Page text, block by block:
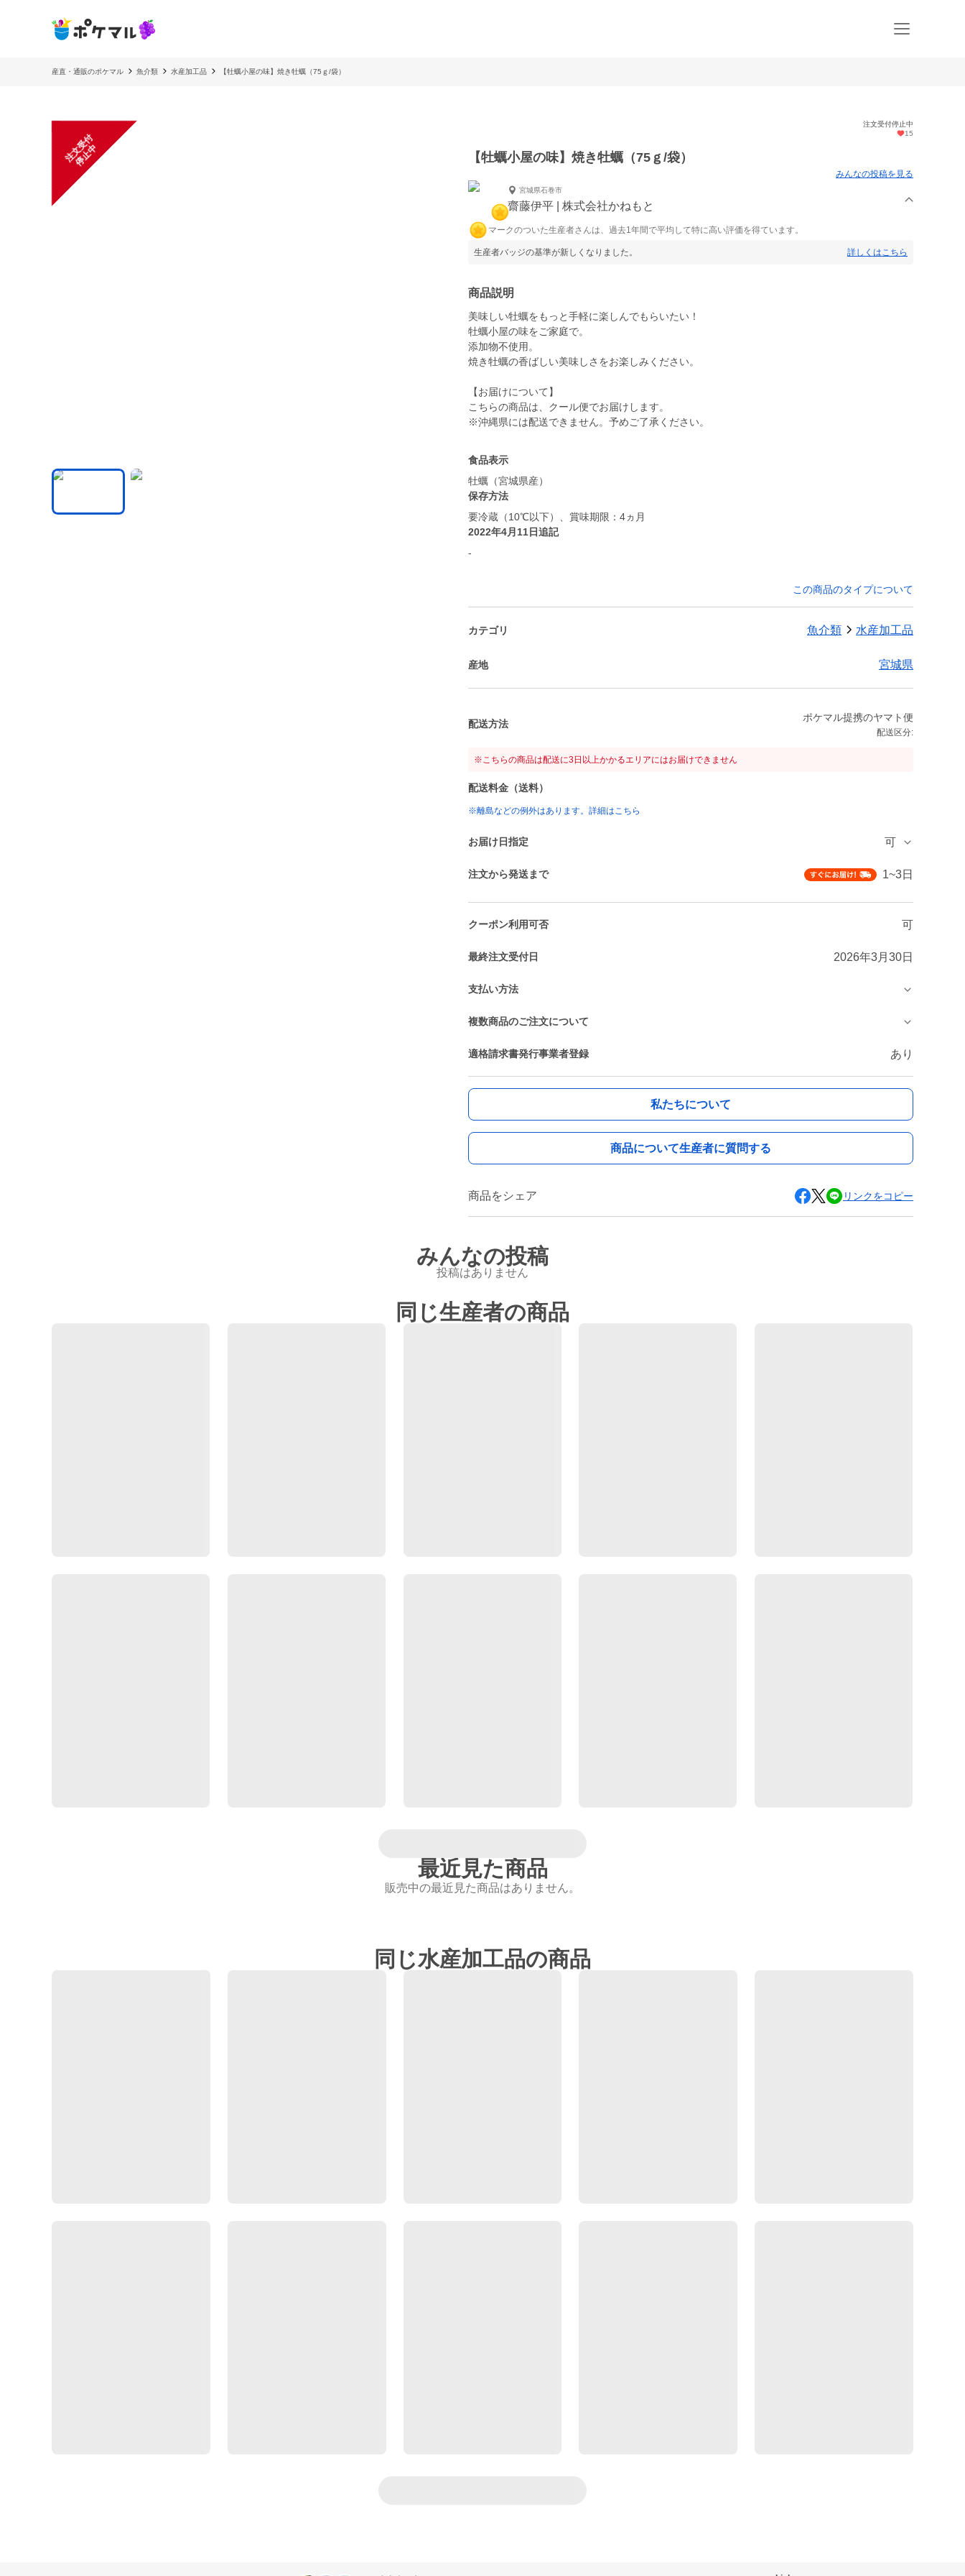
産直・通販のポケマル 魚介類 水産加工品 【牡蠣小屋の味】焼き牡蠣（75ｇ/袋）
注
文
受
付
停
止
中
注文受付停止中
15
【牡蠣小屋の味】焼き牡蠣（75ｇ/袋）
みんなの投稿を見る
宮城県石巻市
齋藤伊平 | 株式会社かねもと
マークのついた生産者さんは、過去1年間で平均して特に高い評価を得ています。
生産者バッジの基準が新しくなりました。 詳しくはこちら
商品説明
美味しい牡蠣をもっと手軽に楽しんでもらいたい！
牡蠣小屋の味をご家庭で。
添加物不使用。
焼き牡蠣の香ばしい美味しさをお楽しみください。
【お届けについて】
こちらの商品は、クール便でお届けします。
※沖縄県には配送できません。予めご了承ください。
食品表示
牡蠣（宮城県産）
保存方法
要冷蔵（10℃以下）、賞味期限：4ヵ月
2022年4月11日追記
-
この商品のタイプについて
カテゴリ 魚介類 水産加工品
産地 宮城県
配送方法
ポケマル提携のヤマト便
配送区分:
※こちらの商品は配送に3日以上かかるエリアにはお届けできません
配送料金（送料）
※離島などの例外はあります。詳細はこちら
お届け日指定 可
注文から発送まで 1~3日
クーポン利用可否 可
最終注文受付日 2026年3月30日
支払い方法
複数商品のご注文について
適格請求書発行事業者登録 あり
私たちについて
商品について生産者に質問する
商品をシェア リンクをコピー
みんなの投稿
投稿はありません
同じ生産者の商品
最近見た商品
販売中の最近見た商品はありません。
同じ水産加工品の商品